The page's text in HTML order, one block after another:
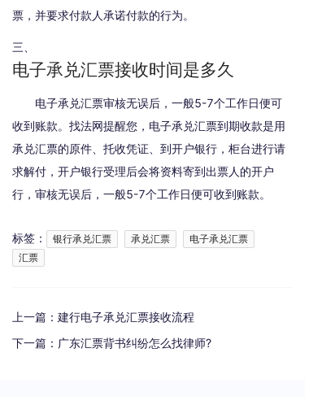
票，并要求付款人承诺付款的行为。
三、
电子承兑汇票接收时间是多久
电子承兑汇票审核无误后，一般5-7个工作日便可
收到账款。找法网提醒您，电子承兑汇票到期收款是用
承兑汇票的原件、托收凭证、到开户银行，柜台进行请
求解付，开户银行受理后会将资料寄到出票人的开户
行，审核无误后，一般5-7个工作日便可收到账款。
标签： 银行承兑汇票 承兑汇票
电子承兑汇票
汇票
上一篇： 建行电子承兑汇票接收流程
下一篇： 广东汇票背书纠纷怎么找律师?